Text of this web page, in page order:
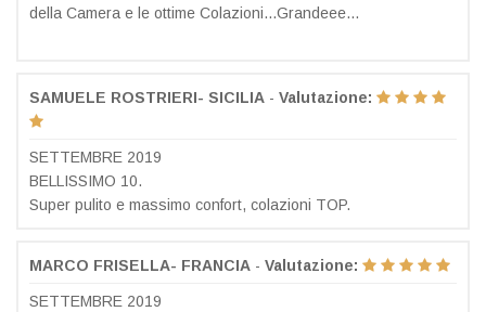
della Camera e le ottime Colazioni...Grandeee...
SAMUELE ROSTRIERI- SICILIA - Valutazione:
SETTEMBRE 2019
BELLISSIMO 10.
Super pulito e massimo confort, colazioni TOP.
MARCO FRISELLA- FRANCIA - Valutazione:
SETTEMBRE 2019